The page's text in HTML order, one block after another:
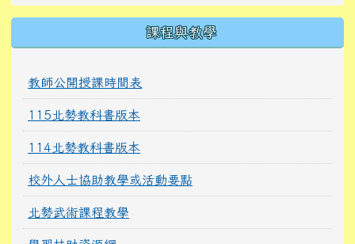
課程與教學
教師公開授課時間表
115北勢教科書版本
114北勢教科書版本
校外人士協助教學或活動要點
北勢武術課程教學